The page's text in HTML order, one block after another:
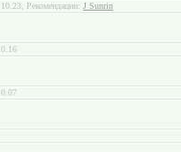
Рекомендации: J Sunrin